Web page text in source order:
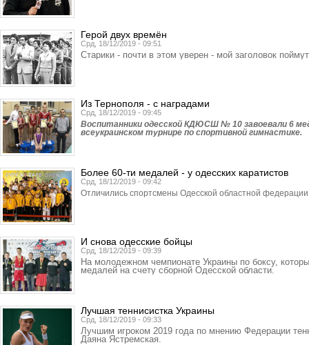
Герой двух времён
Срд, 18/12/2019 - 09:51
Старики - почти в этом уверен - мой заголовок
Из Тернополя - с наградами
Срд, 18/12/2019 - 09:45
Воспитанники одесской КДЮСШ № 10 завоевали 6
всеукраинском турнире по спортивной гимнастике.
Более 60-ти медалей - у одесских каратистов
Срд, 18/12/2019 - 09:42
Отличились спортсмены Одесской областной федерации
И снова одесские бойцы
Срд, 18/12/2019 - 09:39
На молодежном чемпионате Украины по боксу,
медалей на счету сборной Одесской области.
Лучшая теннисистка Украины
Срд, 18/12/2019 - 09:33
Лучшим игроком 2019 года по мнению Федерации
Даяна Ястремская.